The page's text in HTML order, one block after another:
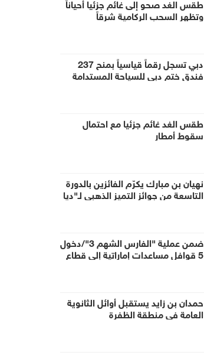
طقس الغد صحو إلى غائم جزئيا أحياناً
وتظهر السحب الركامية شرقاً
دبي تسجل رقماً قياسياً بمنح 237
فندق ختم دبي للسياحة المستدامة
طقس الغد غائم جزئيا مع احتمال
سقوط أمطار
نهيان بن مبارك يكرّم الفائزين بالدورة
التاسعة من جوائز التميز الذهبي لـ"ديا
ضمن عملية "الفارس الشهم 3"/دخول
5 قوافل مساعدات إماراتية إلى قطاع
حمدان بن زايد يستقبل أوائل الثانوية
العامة في منطقة الظفرة